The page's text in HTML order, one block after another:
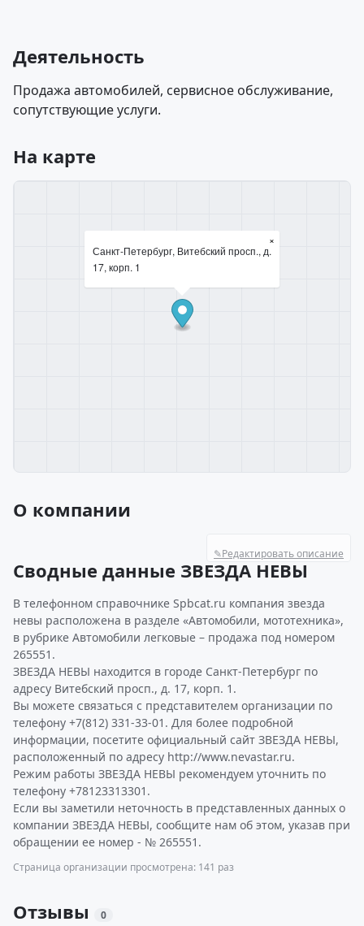
Деятельность
Продажа автомобилей, сервисное обслуживание,
сопутствующие услуги.
На карте
Санкт-Петербург, Витебский просп., д.
17, корп. 1
×
О компании
✎Редактировать описание
Сводные данные ЗВЕЗДА НЕВЫ
В телефонном справочнике Spbcat.ru компания звезда
невы расположена в разделе «Автомобили, мототехника»,
в рубрике Автомобили легковые – продажа под номером
265551.
ЗВЕЗДА НЕВЫ находится в городе Санкт-Петербург по
адресу Витебский просп., д. 17, корп. 1.
Вы можете связаться с представителем организации по
телефону +7(812) 331-33-01. Для более подробной
информации, посетите официальный сайт ЗВЕЗДА НЕВЫ,
расположенный по адресу http://www.nevastar.ru.
Режим работы ЗВЕЗДА НЕВЫ рекомендуем уточнить по
телефону +78123313301.
Если вы заметили неточность в представленных данных о
компании ЗВЕЗДА НЕВЫ, сообщите нам об этом, указав при
обращении ее номер - № 265551.
Страница организации просмотрена: 141 раз
Отзывы 0